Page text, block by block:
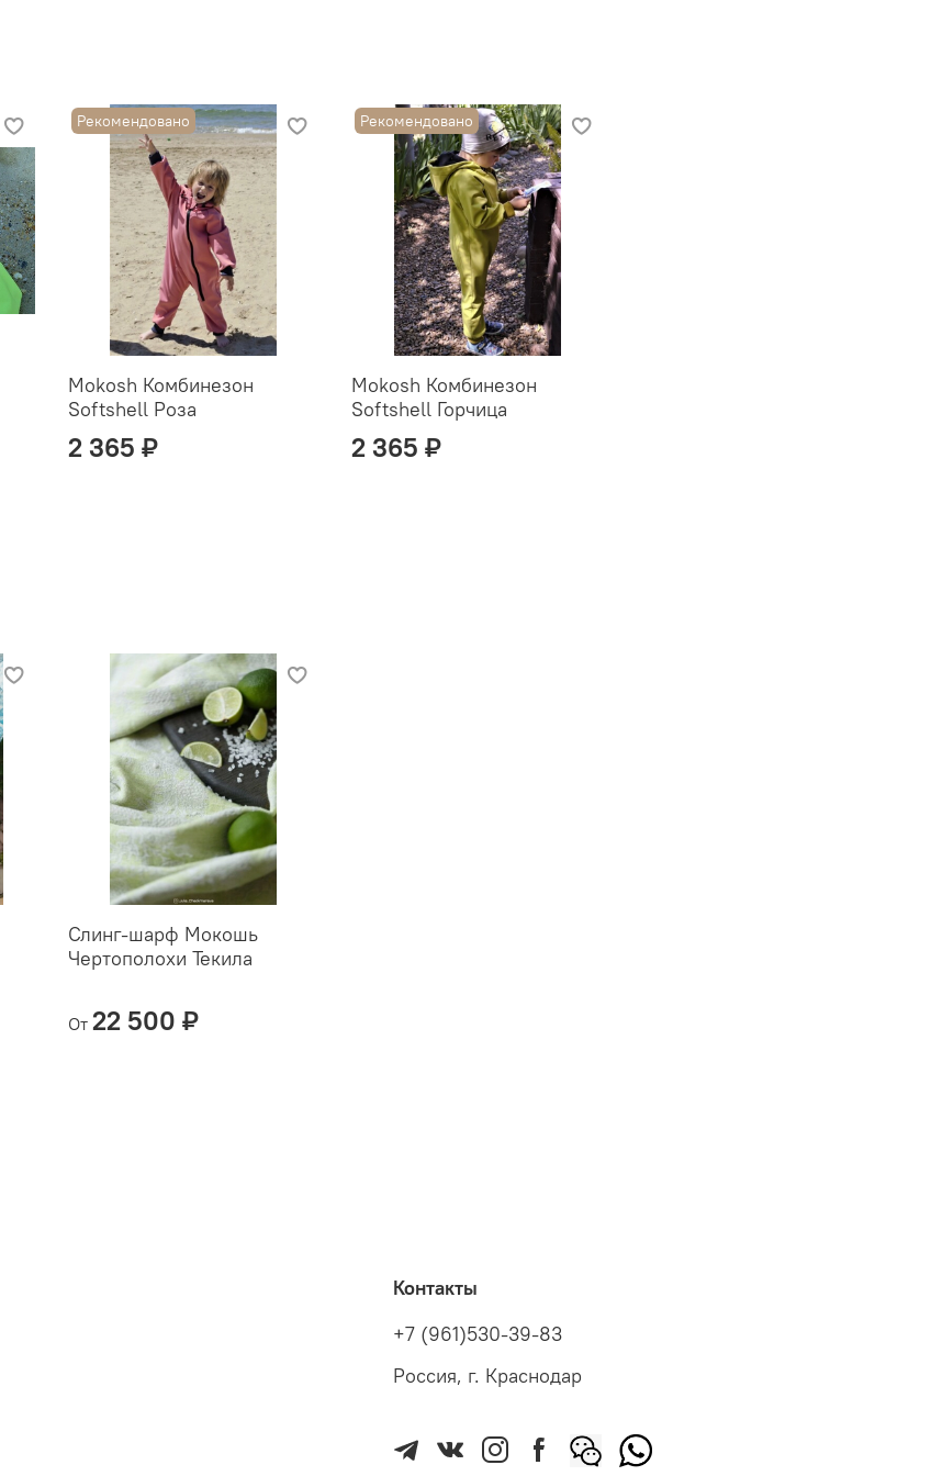
Размер 2- 2.7 м
Размер 3- 3.2 м
Размер 4- 3.7 м
Размер 5- 4.2 м
Размер 6- 4.7 м
Размер 7- 5.2 м
Размер 8- 5,7 м
Размер 9- 6,2 м
Слинг с кольцами - 2\1,8 м
Рекомендовано
Mokosh Комбинезон
Softshell Роза
2 365 ₽
Рекомендовано
Mokosh Комбинезон
Softshell Горчица
2 365 ₽
Слинг-шарф Мокошь
Чертополохи Текила
От 22 500 ₽
Контакты
+7 (961)530-39-83
Россия, г. Краснодар